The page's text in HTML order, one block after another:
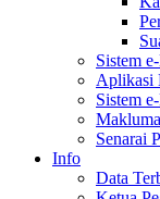
Sistem
Aplikasi
Sistem
Senarai
Info
Data